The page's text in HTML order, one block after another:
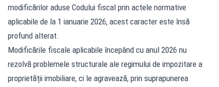
modificărilor aduse Codului fiscal prin actele normative
aplicabile de la 1 ianuarie 2026, acest caracter este însă
profund alterat.
Modificările fiscale aplicabile începând cu anul 2026 nu
rezolvă problemele structurale ale regimului de impozitare a
proprietății imobiliare, ci le agravează, prin suprapunerea